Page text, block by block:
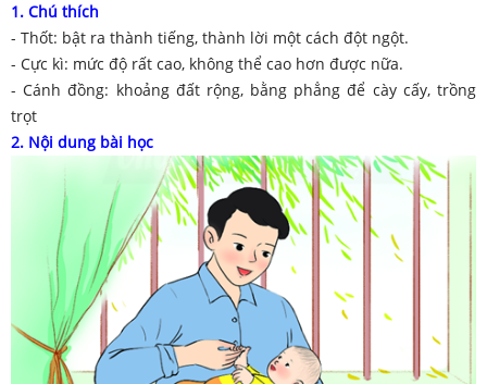
1. Chú thích
- Thốt: bật ra thành tiếng, thành lời một cách đột ngột.
- Cực kì: mức độ rất cao, không thể cao hơn được nữa.
- Cánh đồng: khoảng đất rộng, bằng phẳng để cày cấy, trồng
trọt
2. Nội dung bài học